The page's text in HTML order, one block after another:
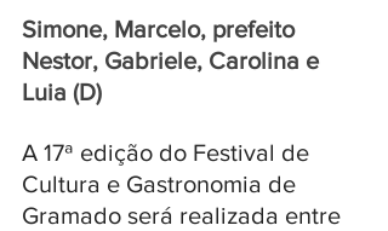
Simone, Marcelo, prefeito
Nestor, Gabriele, Carolina e
Luia (D)
A 17ª edição do Festival de
Cultura e Gastronomia de
Gramado será realizada entre